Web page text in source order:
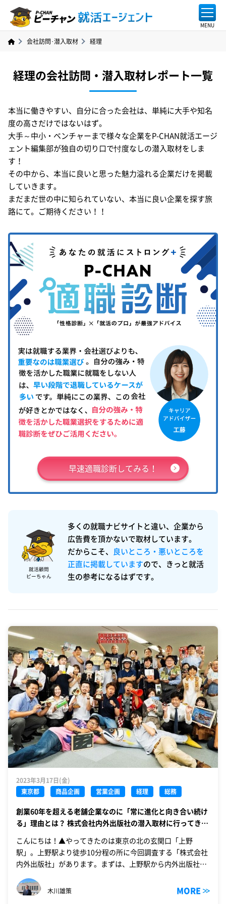
会社訪問･潜入取材 経理
経理の会社訪問・潜入取材レポート一覧
本当に働きやすい、自分に合った会社は、単純に大手や知名
度の高さだけではないはず。
大手～中小・ベンチャーまで様々な企業をP-CHAN就活エージ
ェント編集部が独自の切り口で忖度なしの潜入取材をしま
す！
その中から、本当に良いと思った魅力溢れる企業だけを掲載
していきます。
まだまだ世の中に知られていない、本当に良い企業を探す旅
路にて。ご期待ください！！
早速適職診断してみる！
就活顧問
ピーちゃん
多くの就職ナビサイトと違い、企業から
広告費を頂かないで取材しています。
だからこそ、
良いところ・悪いところを
正直に掲載していますので、きっと就活
生の参考になるはずです。
2023年3月17日(金)
東京都
商品企画 営業企画 経理 総務
創業60年を超える老舗企業なのに「常に進化と向き合い続け
る」理由とは？ 株式会社内外出版社の潜入取材に行ってき
こんにちは！▲やってきたのは東京の北の玄関口「上野
駅」。上野駅より徒歩10分程の所に今回調査する「株式会社
内外出版社」があります。まずは、上野駅から内外出版社さ
木川雄策 MORE